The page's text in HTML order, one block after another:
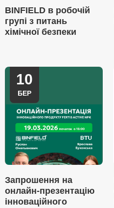
BINFIELD в робочій
групі з питань
хімічної безпеки
10
БЕР
Запрошення на
онлайн-презентацію
інноваційного